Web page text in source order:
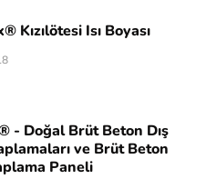
Kızılötesi Isı Boyası
- Doğal Brüt Beton Dış
ve Brüt Beton
Paneli